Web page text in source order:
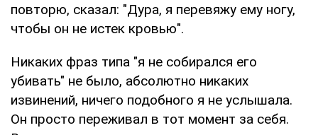
повторю, сказал: "Дура, я перевяжу ему ногу,
чтобы он не истек кровью".
Никаких фраз типа "я не собирался его
убивать" не было, абсолютно никаких
извинений, ничего подобного я не услышала.
Он просто переживал в тот момент за себя.